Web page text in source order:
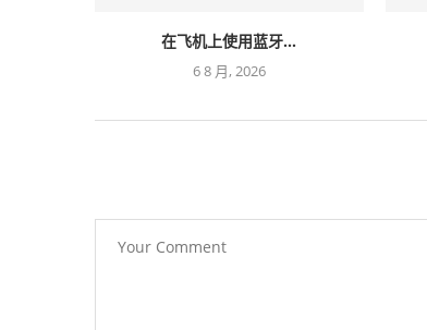
在飞机上使用蓝牙...
6 8 月, 2026